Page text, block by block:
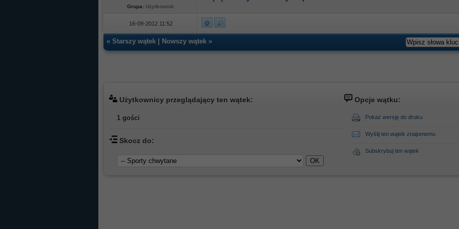
Grupa: Użytkownik
16-09-2012 11:52
« Starszy wątek Nowszy wątek »
Użytkownicy przeglądający ten wątek:
1 gości
Skocz do:
Opcje wątku:
Pokaż wersję do druku
Wyślij ten wątek znajomemu
Subskrybuj ten wątek